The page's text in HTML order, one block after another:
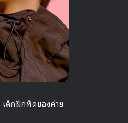
ด็กฝึกหัดของค่าย